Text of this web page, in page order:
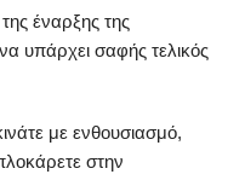
έναρξης της
υπάρχει σαφής τελικός
με ενθουσιασμό,
στην